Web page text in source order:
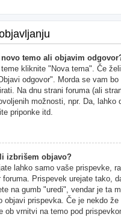
temo ali objavim
kliknite "Nova tema". Če
odgovor". Morda se vam
Na dnu strani foruma (ali
možnosti, npr. Da, lahko
priponke itd.
izbrišem objavo?
lahko samo vaše prispevke,
foruma. Prispevek urejate tako,
na gumb "uredi", vendar je ta
objavi prispevka. Če je nekdo
ob vrnitvi na temo pod